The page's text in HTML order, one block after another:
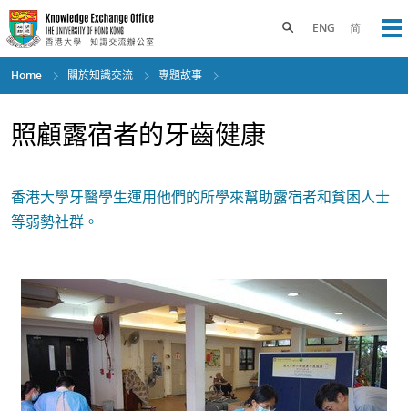
Skip
to
main
content
ENG 简
Toggle search panel
Home 關於知識交流 專題故事
照顧露宿者的牙齒健康
香港大學牙醫學生運用他們的所學來幫助露宿者和貧困人士
等弱勢社群。